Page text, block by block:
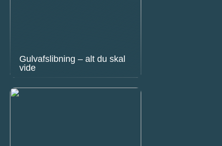
Gulvafslibning – alt du skal
vide